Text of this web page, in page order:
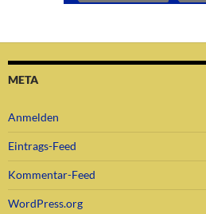
META
Anmelden
Eintrags-Feed
Kommentar-Feed
WordPress.org